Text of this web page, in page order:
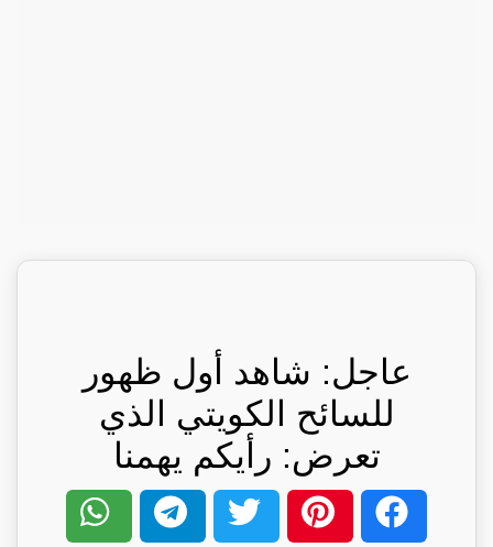
عاجل: شاهد أول ظهور
للسائح الكويتي الذي
تعرض: رأيكم يهمنا